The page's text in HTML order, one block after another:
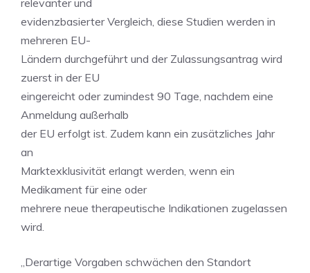
relevanter und
evidenzbasierter Vergleich, diese Studien werden in
mehreren EU-
Ländern durchgeführt und der Zulassungsantrag wird
zuerst in der EU
eingereicht oder zumindest 90 Tage, nachdem eine
Anmeldung außerhalb
der EU erfolgt ist. Zudem kann ein zusätzliches Jahr
an
Marktexklusivität erlangt werden, wenn ein
Medikament für eine oder
mehrere neue therapeutische Indikationen zugelassen
wird.
„Derartige Vorgaben schwächen den Standort